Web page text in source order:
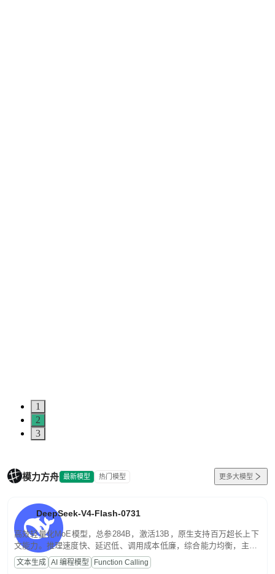
1
2
3
模力方舟 最新模型 热门模型 更多大模型
DeepSeek-V4-Flash-0731
高效轻量化MoE模型，总参284B，激活13B，原生支持百万超长上下
文能力。推理速度快、延迟低、调用成本低廉，综合能力均衡，主打
高并发、轻量化任务，适合日常对话、内容创作、基础 RAG、批量
文案处理等普惠刚需场景。
文本生成 AI 编程模型 Function Calling